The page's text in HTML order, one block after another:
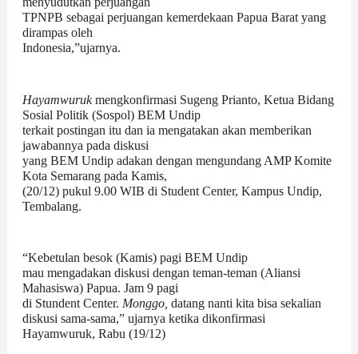
TPNPB sebagai perjuangan kemerdekaan Papua Barat yang
dirampas oleh
Indonesia,”ujarnya.
Hayamwurukmengkonfirmasi Sugeng Prianto, Ketua Bidang
Sosial Politik (Sospol) BEM Undip
terkait postingan itu dan ia mengatakan akan memberikan
jawabannya pada diskusi
yang BEM Undip adakan dengan mengundang AMP Komite
Kota Semarang pada Kamis,
(20/12) pukul 9.00 WIB di Student Center, Kampus Undip,
Tembalang.
“Kebetulan besok (Kamis) pagi BEM Undip
mau mengadakan diskusi dengan teman-teman (Aliansi
Mahasiswa) Papua. Jam 9 pagi
di Stundent Center. Monggo, datang nanti kita bisa sekalian
diskusi sama-sama,” ujarnya ketika dikonfirmasi
Hayamwuruk, Rabu (19/12)